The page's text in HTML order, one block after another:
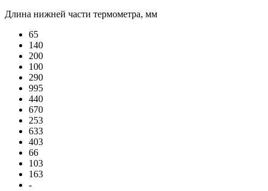
Длина нижней части термометра, мм
65
140
200
100
290
995
440
670
253
633
403
66
103
163
-